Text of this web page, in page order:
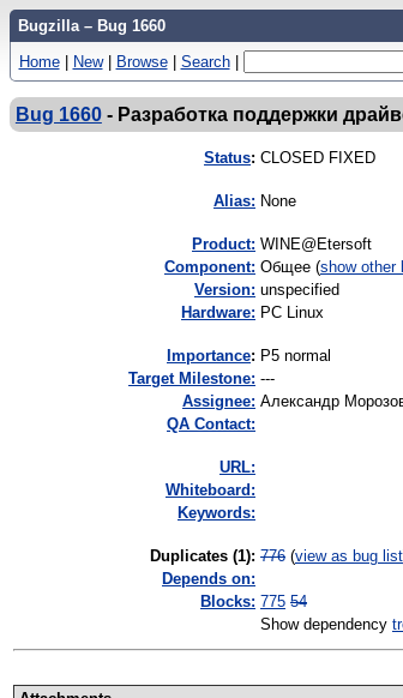
Bugzilla – Bug 1660
Home | New | Browse | Search |
Bug 1660 - Разработка поддержки
Status: CLOSED FIXED
Alias: None
Product: WINE@Etersoft
Component: Общее (show other
Version: unspecified
Hardware: PC Linux
mportance: P5 normal
Target Milestone: ---
Assignee: Александр
QA Contact:
URL:
Whiteboard:
Keywords:
Duplicates (1): 776 (view as bug list
Depends on:
Blocks: 775 54
Show dependency